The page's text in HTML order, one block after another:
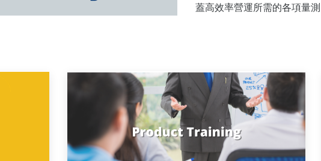
蓋高效率營運所需的各項量